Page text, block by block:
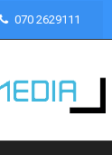
070 2629111